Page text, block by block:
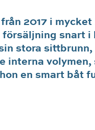
2017 i
snart i
stora sittbrunn,
interna volymen,
en smart båt